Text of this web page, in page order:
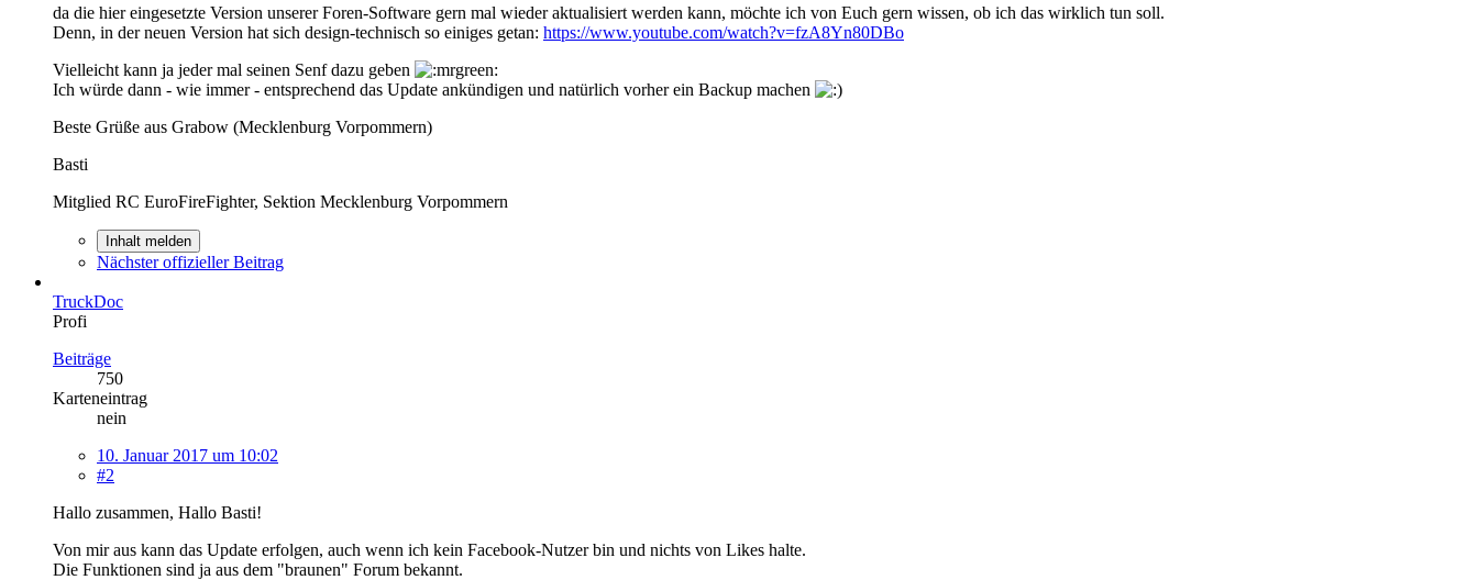
da die hier eingesetzte Version unserer Foren-Software gern mal wieder aktualisiert werden kann, möchte ich von Euch gern wissen, ob ich das wirklich tun soll.
Denn, in der neuen Version hat sich design-technisch so einiges getan: https://www.youtube.com/watch?v=fzA8Yn80DBo
Vielleicht kann ja jeder mal seinen Senf dazu geben
Ich würde dann - wie immer - entsprechend das Update ankündigen und natürlich vorher ein Backup machen
Beste Grüße aus Grabow (Mecklenburg Vorpommern)
Basti
Mitglied RC EuroFireFighter, Sektion Mecklenburg Vorpommern
Inhalt melden
Nächster offizieller Beitrag
TruckDoc
Profi
Beiträge
750
Karteneintrag
nein
10. Januar 2017 um 10:02
#2
Hallo zusammen, Hallo Basti!
Von mir aus kann das Update erfolgen, auch wenn ich kein Facebook-Nutzer bin und nichts von Likes halte.
Die Funktionen sind ja aus dem "braunen" Forum bekannt.